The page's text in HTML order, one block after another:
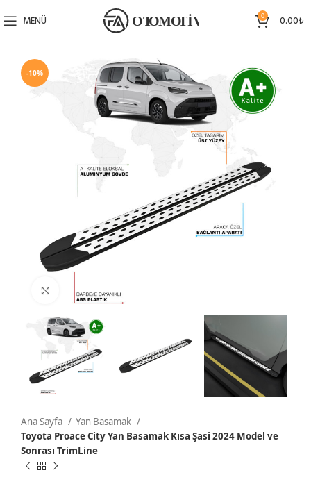
MENÜ 0 0.00₺
-10%
Büyütmek için tıklayın
Ana Sayfa
Yan Basamak
Toyota Proace City Yan Basamak Kısa Şasi 2024 Model ve
Sonrası TrimLine